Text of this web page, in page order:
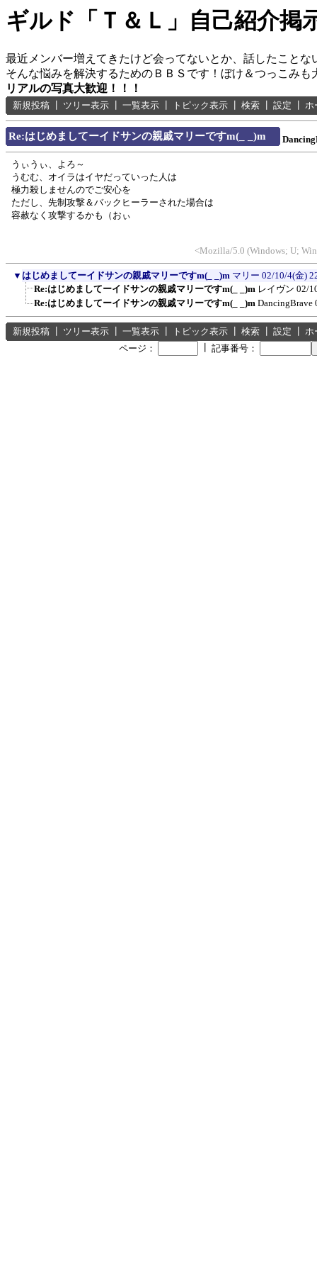
ギルド「Ｔ＆Ｌ」自己紹介掲
最近メンバー増えてきたけど会ってないとか、話したことな
そんな悩みを解決するためのＢＢＳです！ぼけ＆つっこみも
リアルの写真大歓迎！！！
新規投稿 ツリー表示 一覧表示 トピック表示 検索 設定 ホ
Re:はじめましてーイドサンの親戚マリーですm(_ _)m
うぃうぃ、よろ～
うむむ、オイラはイヤだっていった人は
極力殺しませんのでご安心を
ただし、先制攻撃＆バックヒーラーされた場合は
容赦なく攻撃するかも（おぃ
<Mozilla/5.0 (Windows; U;
▼ はじめましてーイドサンの親戚マリーですm(_ _)m マリー 02/10/4(金)
Re:はじめましてーイドサンの親戚マリーですm(_ _)m レイヴン 02/
Re:はじめましてーイドサンの親戚マリーですm(_ _)m DancingBrave
新規投稿 ツリー表示 一覧表示 トピック表示 検索 設定
ホ
ページ：
記事番号：